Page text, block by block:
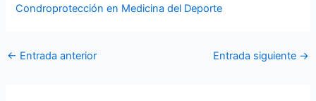
Condroprotección en Medicina del Deporte
← Entrada anterior Entrada siguiente →